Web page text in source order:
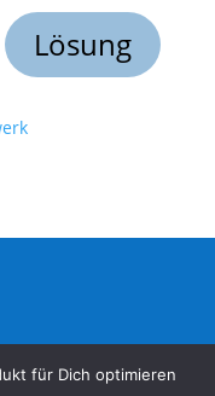
Lösung
für Dich optimieren